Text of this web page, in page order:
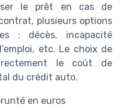
le prêt en cas de
plusieurs options
: décès, incapacité
etc. Le choix de
le coût de
du crédit auto.
en euros